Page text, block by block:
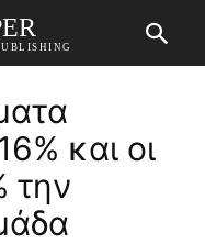
και οι
την